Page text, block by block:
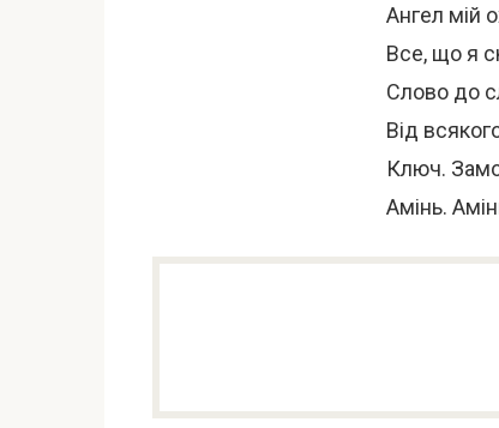
Ангел мій
Все, що я
Слово до
Від
Ключ.
Амінь.